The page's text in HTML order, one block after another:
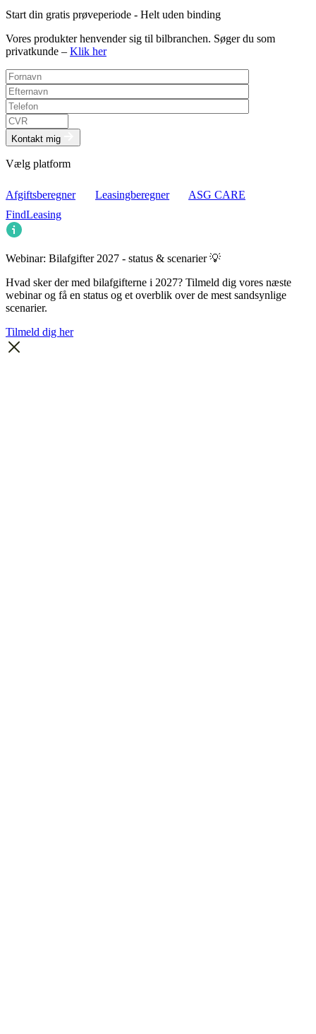
Start din gratis prøveperiode - Helt uden binding
Vores produkter henvender sig til bilbranchen. Søger du som
privatkunde – Klik her
Kontakt mig
Vælg platform
Afgiftsberegner Leasingberegner
ASG CARE
FindLeasing
Webinar: Bilafgifter 2027 - status & scenarier 💡
Hvad sker der med bilafgifterne i 2027? Tilmeld dig vores næste
webinar og få en status og et overblik over de mest sandsynlige
scenarier.
Tilmeld dig her